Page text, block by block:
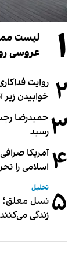
۱
عروسی
۲ خوابیدن
۳ حمیدرضا
رسید
۴ آمریکا
اسلامی را
۵ تحلیل
نسل معلق؛
زندگی می‌کنند